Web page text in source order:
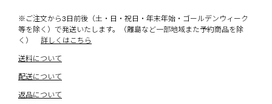
※ご注文から3日前後（土・日・祝日・年末年始・ゴールデンウィーク
等を除く）で発送いたします。（離島など一部地域また予約商品を除
く）
詳しくはこちら
送料について
配送について
返品について